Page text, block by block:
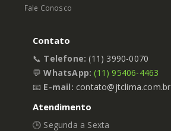
Fale Conosco
Contato
📞 Telefone: (11) 3990-0070
💬WhatsApp: (11) 95406-4463
📧 E-mail: contato@jtclima.com.br
Atendimento
🕒 Segunda a Sexta